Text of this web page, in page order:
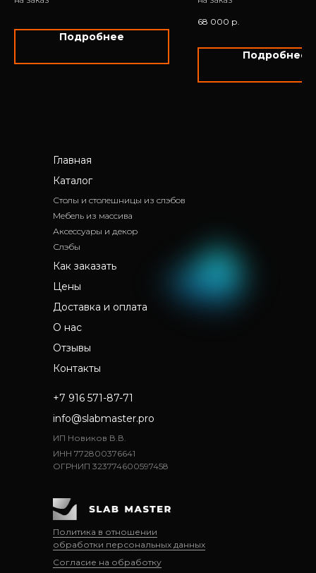
Подробнее
68 000 р.
Подробнее
Главная
О нас
Отзывы
Каталог
Как заказать
Столы и столешницы из слэбов
Мебель из массива
Слэбы
Аксессуары и декор
Согласие на обработку
Политика в отношении
обработки персональных данных
+7 916 571-87-71
info@slabmaster.pro
Контакты
Доставка и оплата
Цены
ИНН 772800376641
ОГРНИП 323774600597458
ИП Новиков В.В.